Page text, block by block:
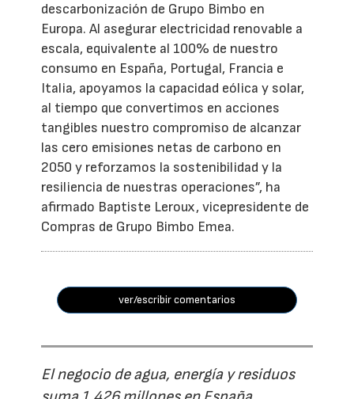
descarbonización de Grupo Bimbo en
Europa. Al asegurar electricidad renovable a
escala, equivalente al 100% de nuestro
consumo en España, Portugal, Francia e
Italia, apoyamos la capacidad eólica y solar,
al tiempo que convertimos en acciones
tangibles nuestro compromiso de alcanzar
las cero emisiones netas de carbono en
2050 y reforzamos la sostenibilidad y la
resiliencia de nuestras operaciones”, ha
afirmado Baptiste Leroux, vicepresidente de
Compras de Grupo Bimbo Emea.
ver/escribir comentarios
El negocio de agua, energía y residuos